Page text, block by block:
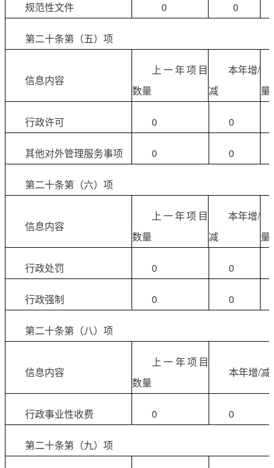
规范性文件 0 0
第二十条第（五）项
信息内容
上一年项目
数量
本年增/
减
量
行政许可 0 0
其他对外管理服务事项 0 0
第二十条第（六）项
信息内容
上一年项目
数量
本年增/
减
量
行政处罚 0 0
行政强制 0 0
第二十条第（八）项
信息内容
上一年项目
数量
本年增/减
行政事业性收费 0 0
第二十条第（九）项